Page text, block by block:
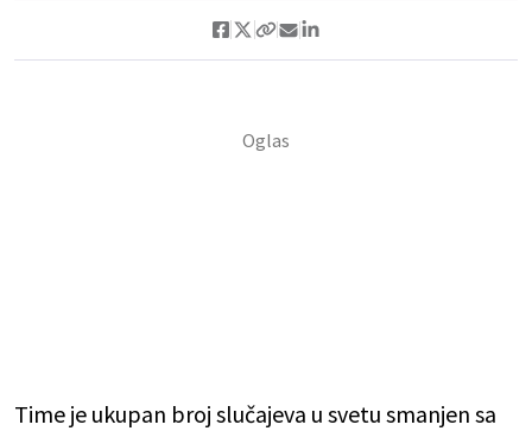
Time je ukupan broj slučajeva u svetu smanjen sa